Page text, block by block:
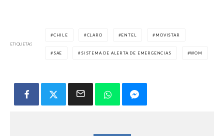
ETIQUETAS
CHILE CLARO ENTEL MOVISTAR
SAE SISTEMA DE ALERTA DE EMERGENCIAS WOM